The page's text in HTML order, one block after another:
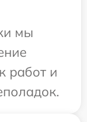
мы
работ и